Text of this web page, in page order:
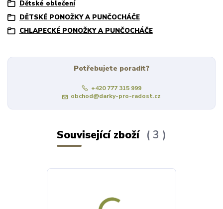
Dětské oblečení
DĚTSKÉ PONOŽKY A PUNČOCHÁČE
CHLAPECKÉ PONOŽKY A PUNČOCHÁČE
Potřebujete poradit?
+420 777 315 999
obchod@darky-pro-radost.cz
Související zboží 3